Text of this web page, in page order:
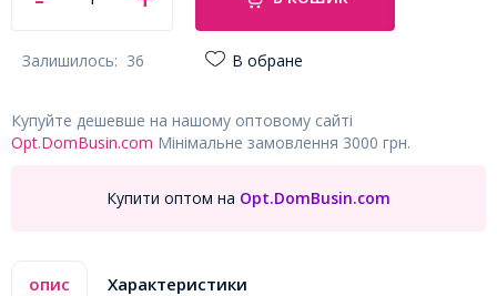
Залишилось: 36 В обране
Купуйте дешевше на нашому оптовому сайті
Opt.DomBusin.com Мінімальне замовлення 3000 грн.
Купити оптом на Opt.DomBusin.com
опис Характеристики